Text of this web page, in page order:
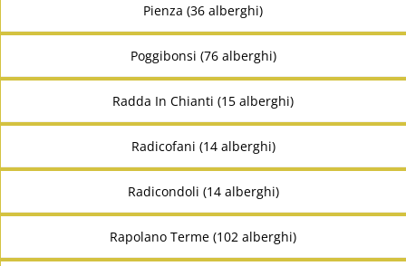
Pienza (36 alberghi)
Poggibonsi (76 alberghi)
Radda In Chianti (15 alberghi)
Radicofani (14 alberghi)
Radicondoli (14 alberghi)
Rapolano Terme (102 alberghi)